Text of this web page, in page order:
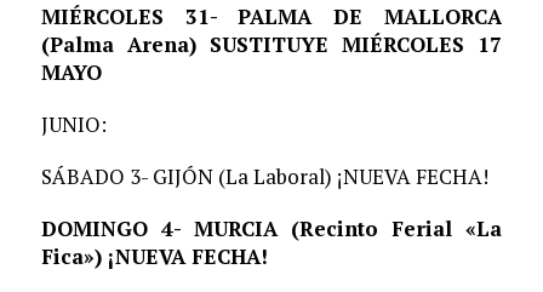
MIÉRCOLES 31- PALMA DE MALLORCA
(Palma Arena) SUSTITUYE MIÉRCOLES 17
MAYO
JUNIO:
SÁBADO 3- GIJÓN (La Laboral) ¡NUEVA FECHA!
DOMINGO 4- MURCIA (Recinto Ferial «La
Fica») ¡NUEVA FECHA!